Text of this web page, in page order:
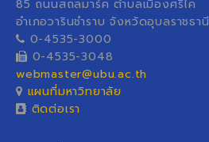
85 ถนนสถลมาร์ค ตำบลเมืองศรีไค
อำเภอวารินชำราบ จังหวัดอุบลราชธานี
0-4535-3000
0-4535-3048
webmaster@ubu.ac.th
แผนที่มหาวิทยาลัย
ติดต่อเรา